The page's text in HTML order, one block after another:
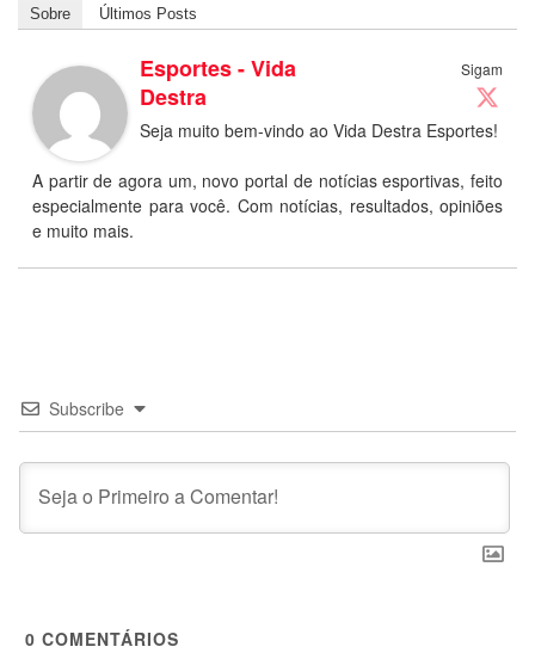
Sobre Últimos Posts
Sigam
Esportes - Vida
Destra
Seja muito bem-vindo ao Vida Destra Esportes!
A partir de agora um, novo portal de notícias esportivas, feito
especialmente para você. Com notícias, resultados, opiniões
e muito mais.
Subscribe
0 COMENTÁRIOS